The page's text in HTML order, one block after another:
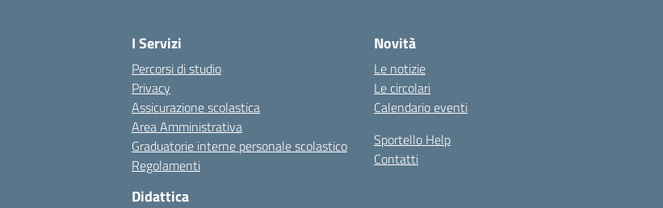
I Servizi
Percorsi di studio
Privacy
Assicurazione scolastica
Area Amministrativa
Graduatorie interne personale scolastico
Regolamenti
Didattica
Novità
Le notizie
Le circolari
Calendario eventi
Sportello Help
Contatti